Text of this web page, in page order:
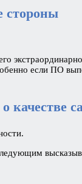
стороны
если ПО